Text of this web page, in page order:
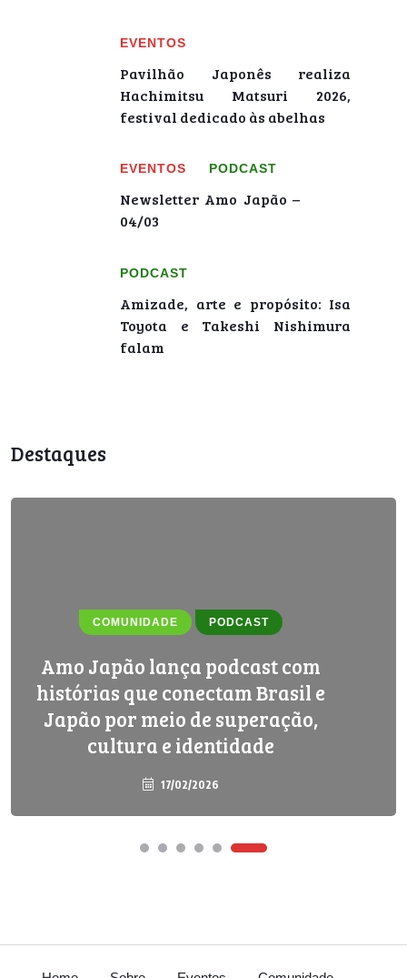
EVENTOS
Pavilhão Japonês realiza
Hachimitsu Matsuri 2026,
festival dedicado às abelhas
EVENTOS PODCAST
Newsletter Amo Japão –
04/03
PODCAST
Amizade, arte e propósito: Isa
Toyota e Takeshi Nishimura
falam
Destaques
COMUNIDADE PODCAST
Amo Japão lança podcast com
histórias que conectam Brasil e
Japão por meio de superação,
cultura e identidade
17/02/2026